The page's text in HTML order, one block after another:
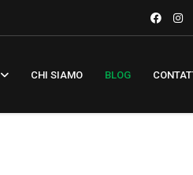
CHI SIAMO BLOG